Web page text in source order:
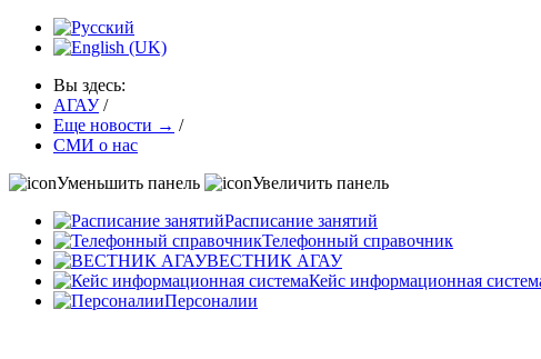
Вы здесь:
АГАУ /
Еще новости → /
СМИ о нас
Уменьшить панель
Увеличить панель
Расписание занятий
Телефонный справочник
ВЕСТНИК АГАУ
Кейс информационная
Персоналии